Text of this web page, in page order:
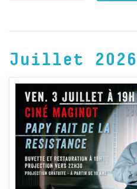
Juillet 2026